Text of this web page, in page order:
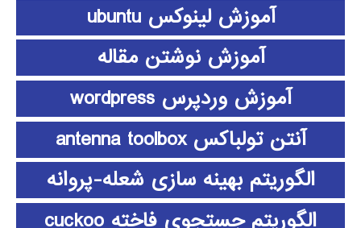
آموزش لینوکس ubuntu
آموزش نوشتن مقاله
آموزش وردپرس wordpress
آنتن تولباکس antenna toolbox
الگوریتم بهینه سازی شعله-پروانه
الگوریتم جستجوی فاخته cuckoo